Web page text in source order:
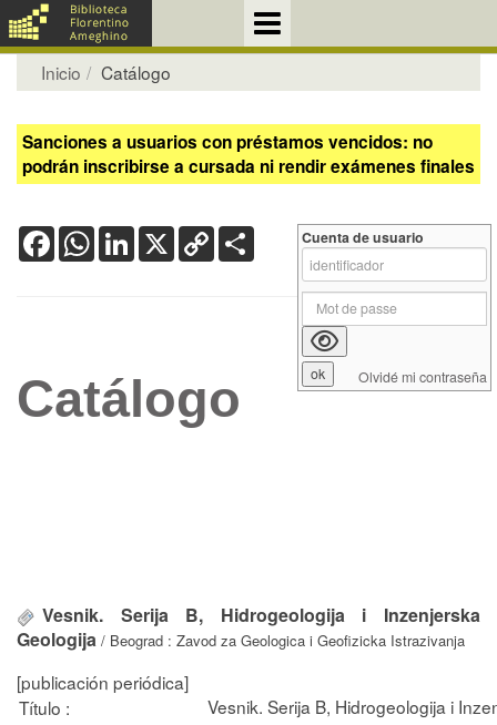
Inicio Catálogo
Sanciones a usuarios con préstamos vencidos: no
podrán inscribirse a cursada ni rendir exámenes finales
FacebookWhatsApp
LinkedIn
X Copy
Link
Catálogo
Vesnik. Serija B, Hidrogeologija i Inzenjerska
Geologija / Beograd : Zavod za Geologica i Geofizicka Istrazivanja
[publicación periódica]
Título :
Vesnik. Serija B, Hidrogeologija i
Cuenta de usuario
Olvidé mi contraseña